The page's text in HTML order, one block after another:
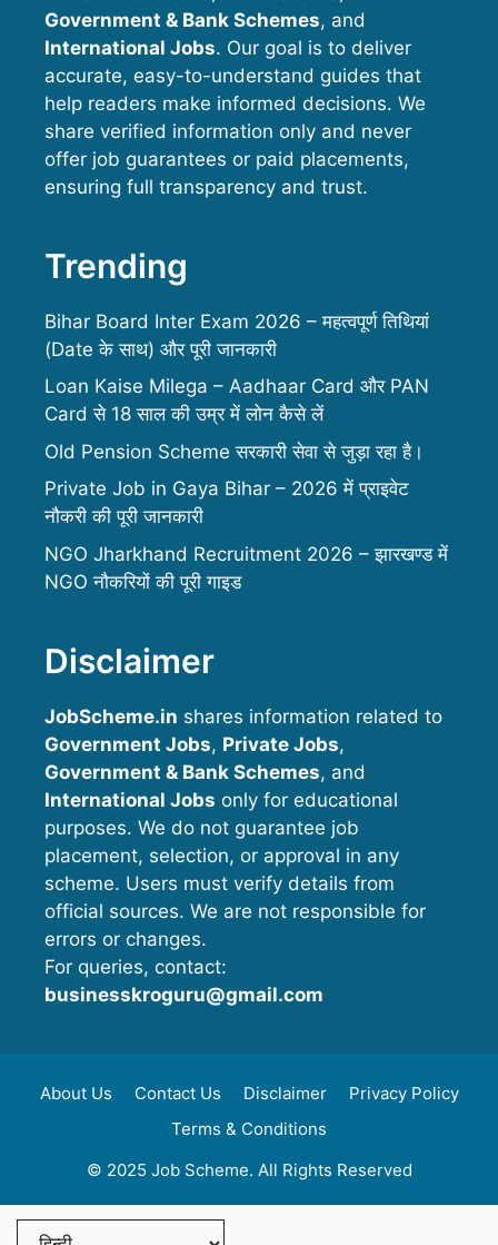
Government & Bank Schemes, and
International Jobs. Our goal is to deliver
accurate, easy-to-understand guides that
help readers make informed decisions. We
share verified information only and never
offer job guarantees or paid placements,
ensuring full transparency and trust.
Trending
Bihar Board Inter Exam 2026 – महत्वपूर्ण तिथियां
(Date के साथ) और पूरी जानकारी
Loan Kaise Milega – Aadhaar Card और PAN
Card से 18 साल की उम्र में लोन कैसे लें
Old Pension Scheme सरकारी सेवा से जुड़ा रहा है।
Private Job in Gaya Bihar – 2026 में प्राइवेट
नौकरी की पूरी जानकारी
NGO Jharkhand Recruitment 2026 – झारखण्ड में
NGO नौकरियों की पूरी गाइड
Disclaimer
JobScheme.in shares information related to
Government Jobs, Private Jobs,
Government & Bank Schemes, and
International Jobs only for educational
purposes. We do not guarantee job
placement, selection, or approval in any
scheme. Users must verify details from
official sources. We are not responsible for
errors or changes.
For queries, contact:
businesskroguru@gmail.com
About Us Contact Us Disclaimer
Privacy Policy
Terms & Conditions
© 2025 Job Scheme. All Rights Reserved